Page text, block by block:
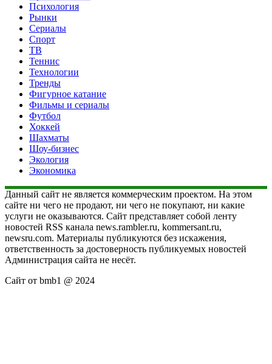
Психология
Рынки
Сериалы
Спорт
ТВ
Теннис
Технологии
Тренды
Фигурное катание
Фильмы и сериалы
Футбол
Хоккей
Шахматы
Шоу-бизнес
Экология
Экономика
Данный сайт не является коммерческим проектом. На этом
сайте ни чего не продают, ни чего не покупают, ни какие
услуги не оказываются. Сайт представляет собой ленту
новостей RSS канала news.rambler.ru, kommersant.ru,
newsru.com. Материалы публикуются без искажения,
ответственность за достоверность публикуемых новостей
Администрация сайта не несёт.
Сайт от bmb1 @ 2024